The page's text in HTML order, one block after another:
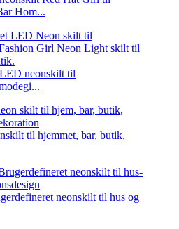
Hom...
neonskilt til
til hjemmet, bar, butik,
neonskilt til hus og